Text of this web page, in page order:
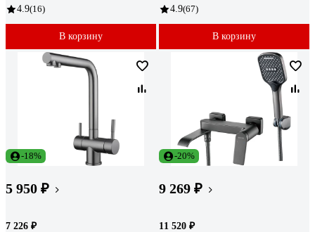
4.9(16)
В корзину
4.9(67)
В корзину
-18%
5 950 ₽
7 226 ₽
-20%
9 269 ₽
11 520 ₽